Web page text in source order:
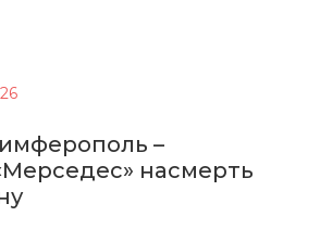
–
насмерть